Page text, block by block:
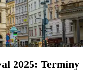
2025: Termíny